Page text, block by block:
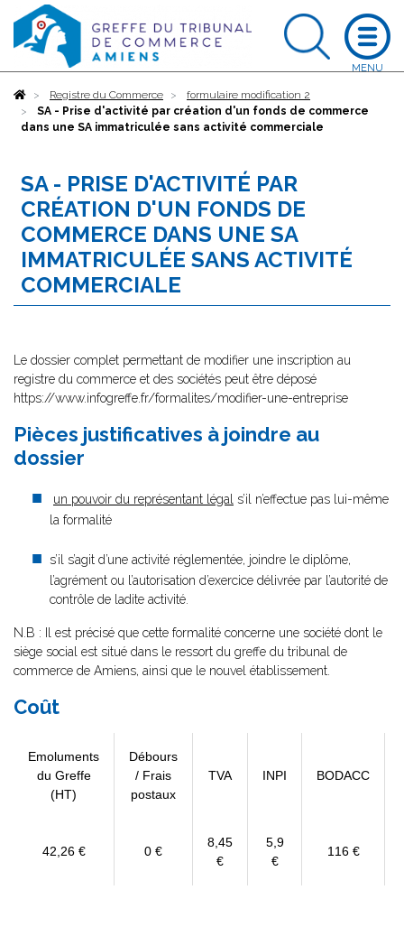
AccueilRegistre du Commerce
formulaire modification 2
SA - Prise d'activité par création d'un fonds de commerce
dans une SA immatriculée sans activité commerciale
SA - PRISE D'ACTIVITÉ PAR
CRÉATION D'UN FONDS DE
COMMERCE DANS UNE SA
IMMATRICULÉE SANS ACTIVITÉ
COMMERCIALE
Le dossier complet permettant de modifier une inscription au
registre du commerce et des sociétés peut être déposé
https://www.infogreffe.fr/formalites/modifier-une-entreprise
Pièces justificatives à joindre au
dossier
un pouvoir du représentant légal s’il n’effectue pas lui-même
la formalité
s’il s’agit d’une activité réglementée, joindre le diplôme,
l’agrément ou l’autorisation d’exercice délivrée par l’autorité de
contrôle de ladite activité.
N.B : Il est précisé que cette formalité concerne une société dont le
siège social est situé dans le ressort du greffe du tribunal de
commerce de Amiens, ainsi que le nouvel établissement.
Coût
Emoluments
du Greffe
(HT)
Débours
/ Frais
postaux
TVA INPI BODACC
42,26 € 0 €
8,45
€
5,9
€
116 €